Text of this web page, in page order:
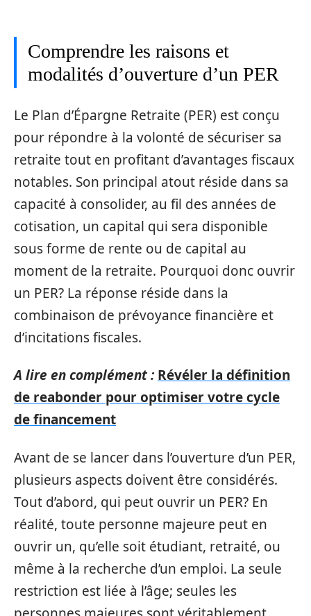
Comprendre les raisons et
modalités d’ouverture d’un PER
Le Plan d’Épargne Retraite (PER) est conçu
pour répondre à la volonté de sécuriser sa
retraite tout en profitant d’avantages fiscaux
notables. Son principal atout réside dans sa
capacité à consolider, au fil des années de
cotisation, un capital qui sera disponible
sous forme de rente ou de capital au
moment de la retraite. Pourquoi donc ouvrir
un PER? La réponse réside dans la
combinaison de prévoyance financière et
d’incitations fiscales.
A lire en complément : Révéler la définition
de reabonder pour optimiser votre cycle
de financement
Avant de se lancer dans l’ouverture d’un PER,
plusieurs aspects doivent être considérés.
Tout d’abord, qui peut ouvrir un PER? En
réalité, toute personne majeure peut en
ouvrir un, qu’elle soit étudiant, retraité, ou
même à la recherche d’un emploi. La seule
restriction est liée à l’âge; seules les